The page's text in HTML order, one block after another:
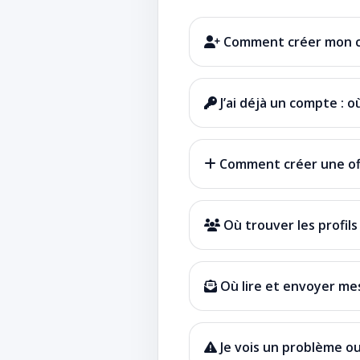
Comment créer mon
J’ai déjà un compte :
Comment créer une
Où trouver les
Où lire et envoyer
Je vois un problème